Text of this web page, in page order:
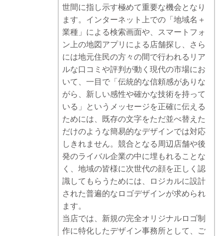
世間に指し示す極めて重要な機会となり
ます。インターネット上での「地域名＋
業種」による検索画面や、スマートフォ
ン上の地図アプリによる店舗探し、さら
には地元住民の方々の間で行われるリア
ルな口コミや評判が動く現代の市場にお
いて、一目で「伝統的な信頼感がありな
がら、新しい感性や確かな技術を持って
いる」というメッセージを正確に伝える
ためには、既存の文字をただ並べ替えた
だけのような簡易的なデザインでは対応
しきれません。競合となる周辺店舗や後
発のライバル企業の中に埋もれることな
く、地域の皆様に次世代の顔を正しく認
識してもらうためには、ロジカルに設計
された普遍的なロゴデザインが求められ
ます。
当店では、新規の完全オリジナルロゴ制
作に特化したデザイン事務所として、ご